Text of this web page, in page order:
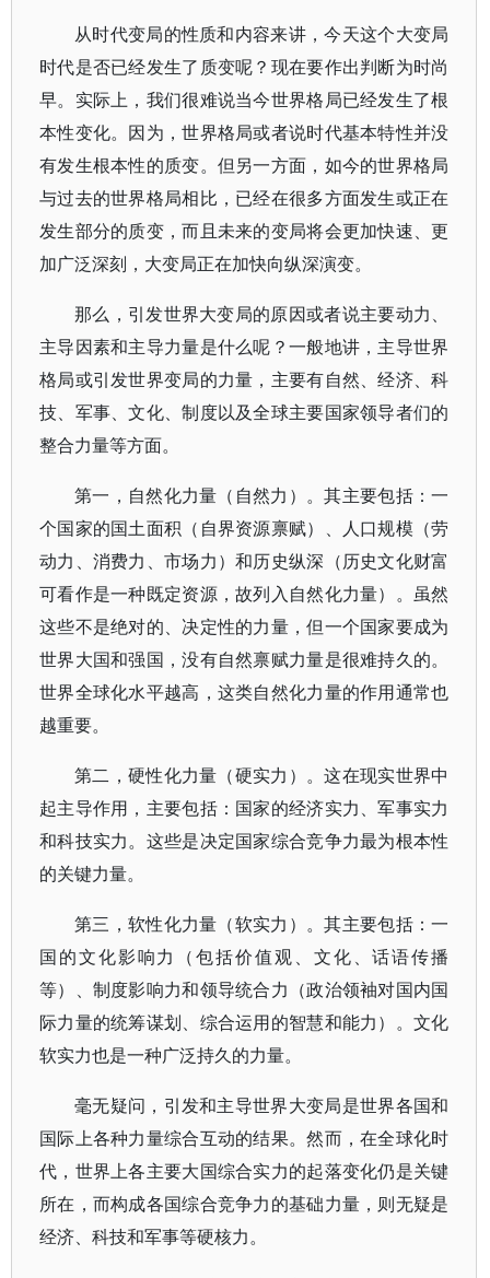
从时代变局的性质和内容来讲，今天这个大变局
时代是否已经发生了质变呢？现在要作出判断为时尚
早。实际上，我们很难说当今世界格局已经发生了根
本性变化。因为，世界格局或者说时代基本特性并没
有发生根本性的质变。但另一方面，如今的世界格局
与过去的世界格局相比，已经在很多方面发生或正在
发生部分的质变，而且未来的变局将会更加快速、更
加广泛深刻，大变局正在加快向纵深演变。
那么，引发世界大变局的原因或者说主要动力、
主导因素和主导力量是什么呢？一般地讲，主导世界
格局或引发世界变局的力量，主要有自然、经济、科
技、军事、文化、制度以及全球主要国家领导者们的
整合力量等方面。
第一，自然化力量（自然力）。其主要包括：一
个国家的国土面积（自界资源禀赋）、人口规模（劳
动力、消费力、市场力）和历史纵深（历史文化财富
可看作是一种既定资源，故列入自然化力量）。虽然
这些不是绝对的、决定性的力量，但一个国家要成为
世界大国和强国，没有自然禀赋力量是很难持久的。
世界全球化水平越高，这类自然化力量的作用通常也
越重要。
第二，硬性化力量（硬实力）。这在现实世界中
起主导作用，主要包括：国家的经济实力、军事实力
和科技实力。这些是决定国家综合竞争力最为根本性
的关键力量。
第三，软性化力量（软实力）。其主要包括：一
国的文化影响力（包括价值观、文化、话语传播
等）、制度影响力和领导统合力（政治领袖对国内国
际力量的统筹谋划、综合运用的智慧和能力）。文化
软实力也是一种广泛持久的力量。
毫无疑问，引发和主导世界大变局是世界各国和
国际上各种力量综合互动的结果。然而，在全球化时
代，世界上各主要大国综合实力的起落变化仍是关键
所在，而构成各国综合竞争力的基础力量，则无疑是
经济、科技和军事等硬核力。